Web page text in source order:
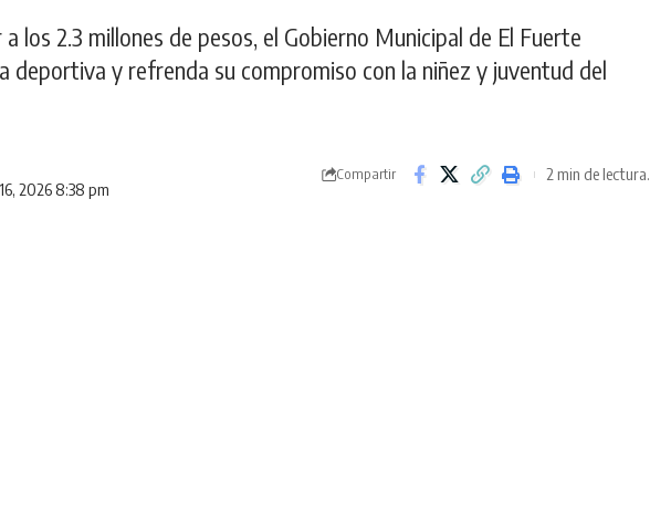
los 2.3 millones de pesos, el Gobierno Municipal de El Fuerte
y refrenda su compromiso con la niñez y juventud del
2026 8:38 pm
Compartir 2 min de lectura.